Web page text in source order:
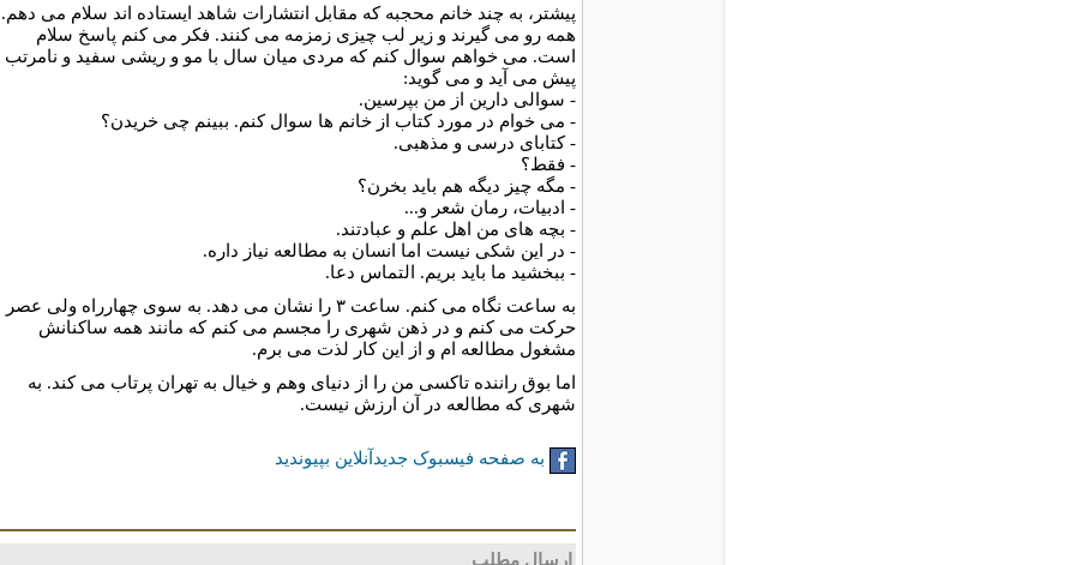
پیشتر، به چند خانم محجبه که مقابل انتشارات شاهد ایستاده اند سلام می دهم.
همه رو می گیرند و زیر لب چیزی زمزمه می کنند. فکر می کنم پاسخ سلام
است. می خواهم سوال کنم که مردی میان سال با مو و ریشی سفید و نامرتب
پیش می آید و می گوید:
- سوالی دارین از من بپرسین.
- می خوام در مورد کتاب از خانم ها سوال کنم. ببینم چی خریدن؟
- کتابای درسی و مذهبی.
- فقط؟
- مگه چیز دیگه هم باید بخرن؟
- ادبیات، رمان شعر و...
- بچه های من اهل علم و عبادتند.
- در این شکی نیست اما انسان به مطالعه نیاز داره.
- ببخشید ما باید بریم. التماس دعا.
به ساعت نگاه می کنم. ساعت ۳ را نشان می دهد. به سوی چهارراه ولی عصر
حرکت می کنم و در ذهن شهری را مجسم می کنم که مانند همه ساکنانش
مشغول مطالعه ام و از این کار لذت می برم.
اما بوق راننده تاکسی من را از دنیای وهم و خیال به تهران پرتاب می کند. به
شهری که مطالعه در آن ارزش نیست.
به صفحه فیسبوک جدیدآنلاین بپیوندید
ارسال مطلب